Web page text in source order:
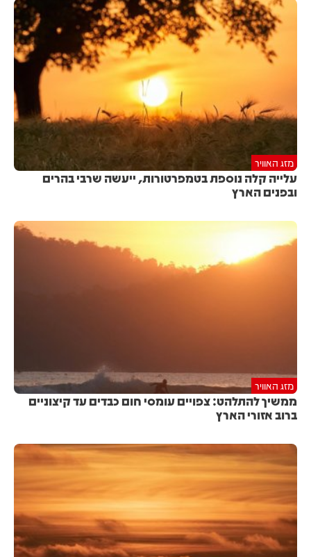
מזג האוויר
עלייה קלה נוספת בטמפרטורות, ייעשה שרבי בהרים
ובפנים הארץ
מזג האוויר
ממשיך להתלהט: צפויים עומסי חום כבדים עד קיצוניים
ברוב אזורי הארץ